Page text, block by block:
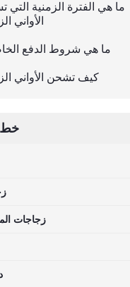
ما هي الفترة الزمنية التي
الأواني
ما هي شروط الدفع
كيف تشحن الأواني
خط
زجاجات